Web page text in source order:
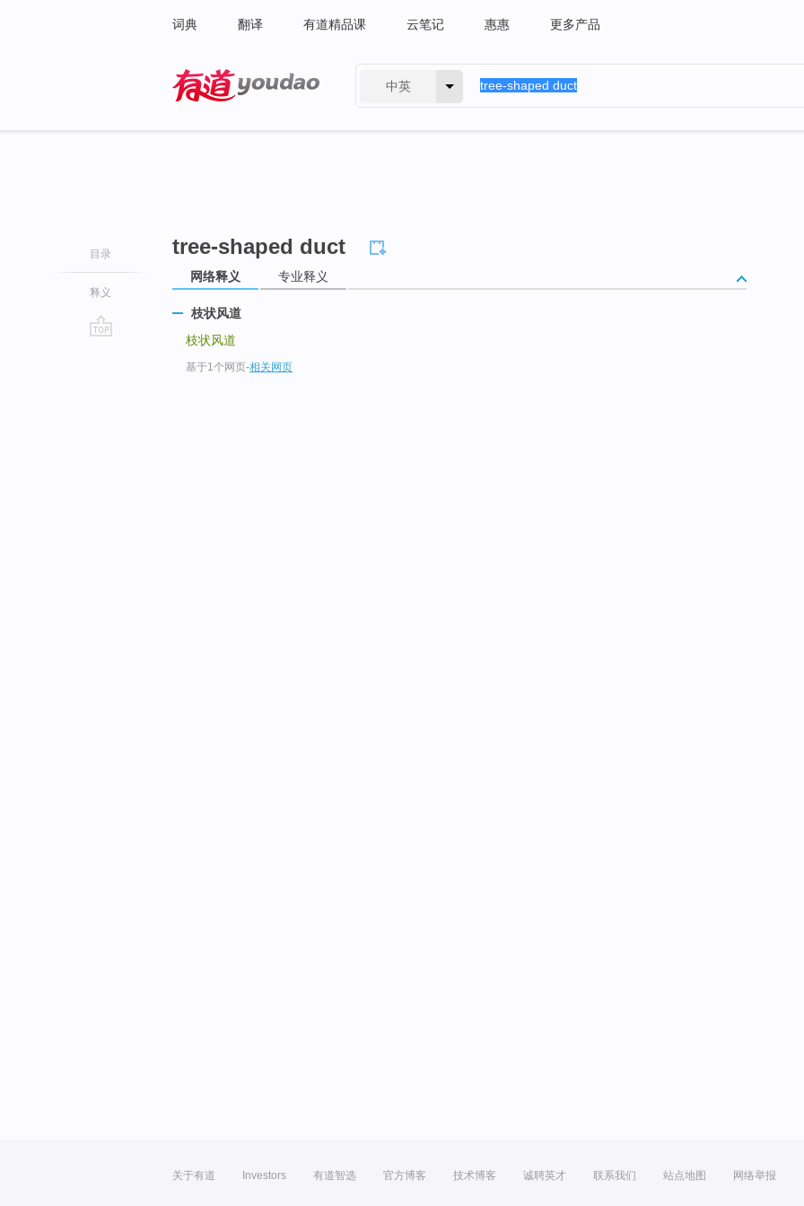
词典 翻译 有道精品课 云笔记 惠惠 更多产品
中英
目录
释义
tree-shaped duct
网络释义 专业释义
枝状风道
枝状风道
基于1个网页-相关网页
关于有道 Investors 有道智选 官方博客 技术博客 诚聘英才 联系我们 站点地图 网络举报